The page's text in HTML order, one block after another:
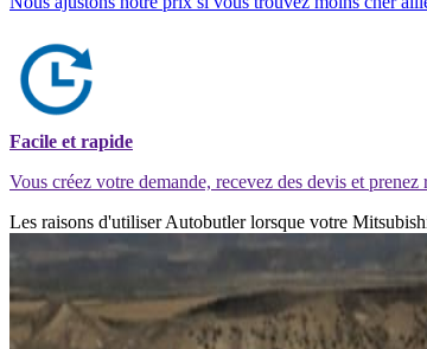
Facile et rapide
Vous créez votre demande, recevez des devis et
Les raisons d'utiliser Autobutler lorsque votre